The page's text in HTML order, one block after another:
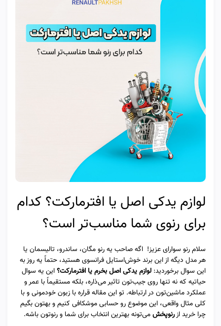
لوازم یدکی اصل یا افترمارکت؟ کدام
برای رنوی شما مناسب‌تر است؟
سلام رنو سوارای عزیز! اگه صاحب یه رنو مگان، ساندرو، تالیسمان یا
هر مدل دیگه از این برند خوش‌استایل فرانسوی هستید، حتماً یه روز به
این سوال برخوردید: لوازم یدکی اصل بخرم یا افترمارکت؟این یه سوال
حیاتیه که نه تنها روی جیب‌تون تاثیر می‌ذاره، بلکه مستقیماً با عمر و
عملکرد ماشین‌تون در ارتباطه. تو این مقاله قراره با زبون خودمونی و با
کلی مثال واقعی، این موضوع رو حسابی موشکافی کنیم و بهتون بگیم
چرا خرید ازرنوپخشمی‌تونه بهترین انتخاب برای شما و رنوتون باشه.